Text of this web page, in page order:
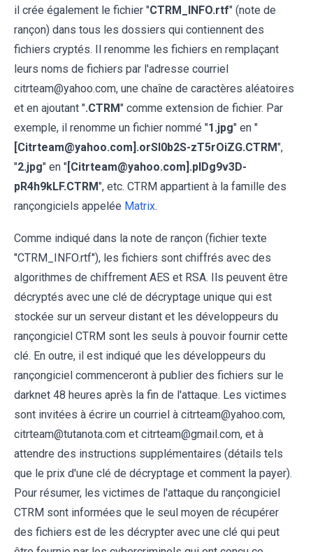
il crée également le fichier "CTRM_INFO.rtf" (note de
rançon) dans tous les dossiers qui contiennent des
fichiers cryptés. Il renomme les fichiers en remplaçant
leurs noms de fichiers par l'adresse courriel
citrteam@yahoo.com, une chaîne de caractères aléatoires
et en ajoutant ".CTRM" comme extension de fichier. Par
exemple, il renomme un fichier nommé "1.jpg" en "
[Citrteam@yahoo.com].orSl0b2S-zT5rOiZG.CTRM",
"2.jpg" en "[Citrteam@yahoo.com].plDg9v3D-
pR4h9kLF.CTRM", etc. CTRM appartient à la famille des
rançongiciels appelée Matrix.
Comme indiqué dans la note de rançon (fichier texte
"CTRM_INFO.rtf"), les fichiers sont chiffrés avec des
algorithmes de chiffrement АЕS et RSА. Ils peuvent être
décryptés avec une clé de décryptage unique qui est
stockée sur un serveur distant et les développeurs du
rançongiciel CTRM sont les seuls à pouvoir fournir cette
clé. En outre, il est indiqué que les développeurs du
rançongiciel commenceront à publier des fichiers sur le
darknet 48 heures après la fin de l'attaque. Les victimes
sont invitées à écrire un courriel à citrteam@yahoo.com,
citrteam@tutanota.com et citrteam@gmail.com, et à
attendre des instructions supplémentaires (détails tels
que le prix d'une clé de décryptage et comment la payer).
Pour résumer, les victimes de l'attaque du rançongiciel
CTRM sont informées que le seul moyen de récupérer
des fichiers est de les décrypter avec une clé qui peut